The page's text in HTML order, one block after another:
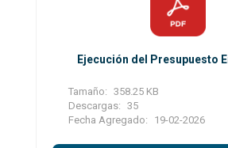
Ejecución del Presupuesto
Tamaño: 358.25 KB
Descargas: 35
Fecha Agregado:
19-02-2026